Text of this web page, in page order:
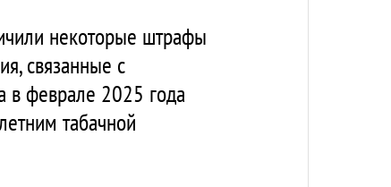
некоторые штрафы
связанные с
в феврале 2025 года
табачной